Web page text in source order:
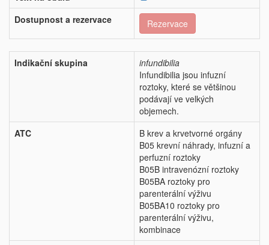
Dostupnost a rezervace
Rezervace
Indikační skupina
infundibilia
Infundibilia jsou infuzní
roztoky, které se většinou
podávají ve velkých
objemech.
ATC
B krev a krvetvorné orgány
B05 krevní náhrady, infuzní a
perfuzní roztoky
B05B intravenózní roztoky
B05BA roztoky pro
parenterální výživu
B05BA10 roztoky pro
parenterální výživu,
kombinace